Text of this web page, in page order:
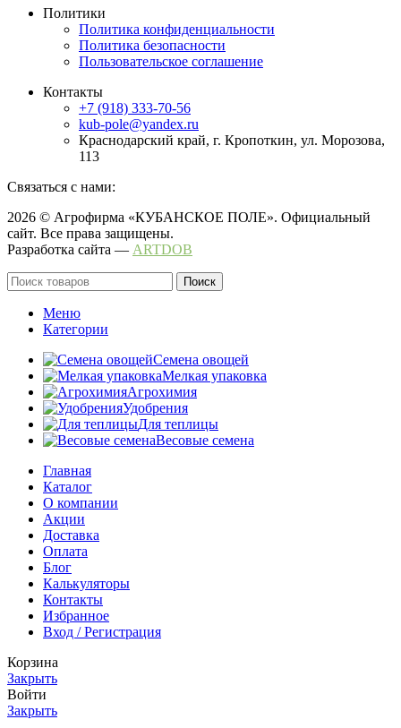
Политики
Политика конфиденциальности
Политика безопасности
Пользовательское соглашение
Контакты
+7 (918) 333-70-56
kub-pole@yandex.ru
Краснодарский край, г. Кропоткин, ул. Морозова,
113
Связаться с нами:
2026 © Агрофирма «КУБАНСКОЕ ПОЛЕ». Официальный
сайт. Все права защищены.
Разработка сайта — ARTDOB
Поиск
Меню
Категории
Семена овощей
Мелкая упаковка
Агрохимия
Удобрения
Для теплицы
Весовые семена
Главная
Каталог
О компании
Акции
Доставка
Оплата
Блог
Калькуляторы
Контакты
Избранное
Вход / Регистрация
Корзина
Закрыть
Войти
Закрыть